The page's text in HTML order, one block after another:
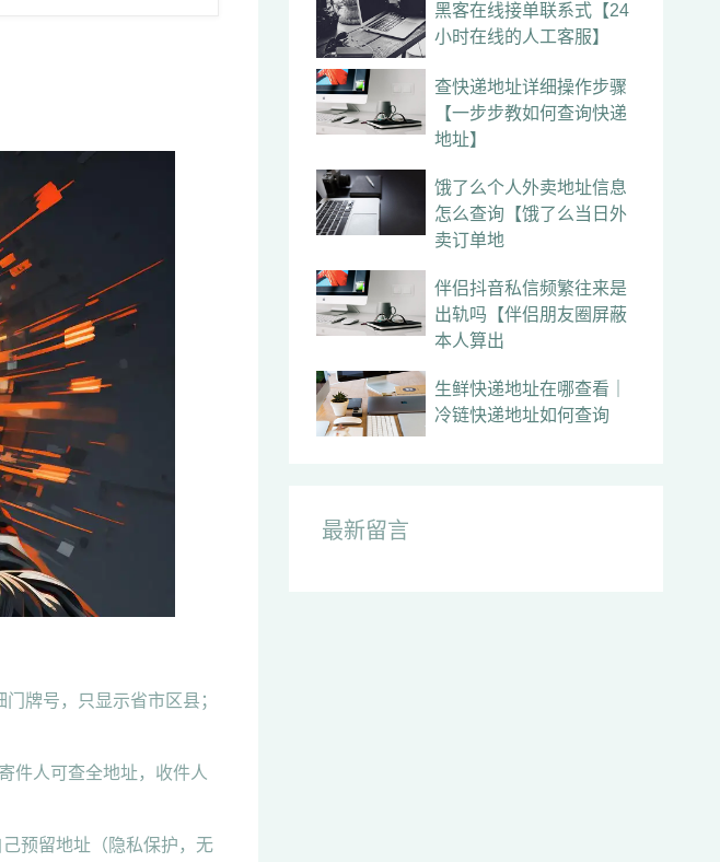
牌号，只显示省市区县；
件人可查全地址，收件人
预留地址（隐私保护，无
黑客在线接单联系式【24
小时在线的人工客服】
查快递地址详细操作步骤
【一步步教如何查询快递
地址】
饿了么个人外卖地址信息
怎么查询【饿了么当日外
卖订单地
伴侣抖音私信频繁往来是
出轨吗【伴侣朋友圈屏蔽
本人算出
生鲜快递地址在哪查看｜
冷链快递地址如何查询
最新留言